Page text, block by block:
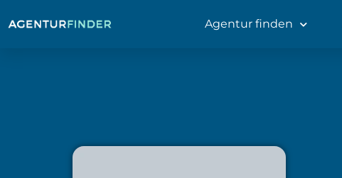
Agentur finden